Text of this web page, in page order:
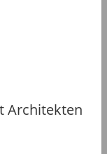
Architekten